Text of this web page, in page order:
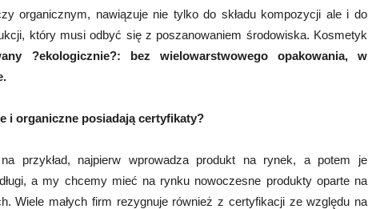
organicznym, nawiązuje nie tylko do składu kompozycji ale i do
który musi odbyć się z poszanowaniem środowiska. Kosmetyk
?ekologicznie?: bez wielowarstwowego opakowania, w
i organiczne posiadają certyfikaty?
przykład, najpierw wprowadza produkt na rynek, a potem je
a my chcemy mieć na rynku nowoczesne produkty oparte na
Wiele małych firm rezygnuje również z certyfikacji ze względu na